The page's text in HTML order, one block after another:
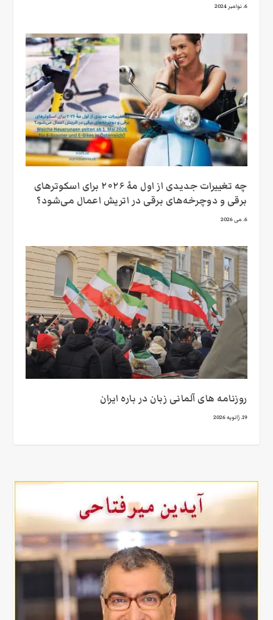
6. نوامبر 2024
چه تغییرات جدیدی از اول مهٔ ۲۰۲۶ برای اسکوترهای
برقی و دوچرخه‌های برقی در اتریش اعمال می‌شود؟
6. می 2026
روزنامه های آلمانی زبان در باره ایران
19. ژانویه 2026